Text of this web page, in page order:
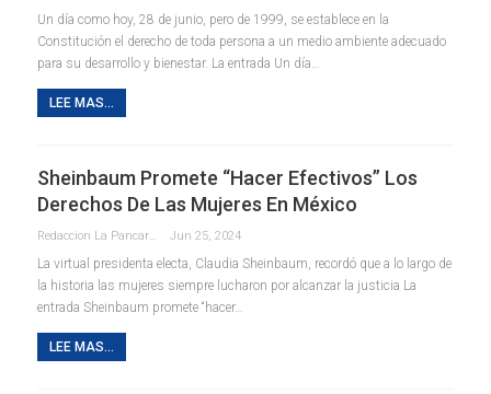
Un día como hoy, 28 de junio, pero de 1999, se establece en la
Constitución el derecho de toda persona a un medio ambiente adecuado
para su desarrollo y bienestar. La entrada Un día…
LEE MAS...
Sheinbaum Promete “hacer Efectivos” Los
Derechos De Las Mujeres En México
Redaccion La Pancarta De Quintana Roo Jun 25, 2024
La virtual presidenta electa, Claudia Sheinbaum, recordó que a lo largo de
la historia las mujeres siempre lucharon por alcanzar la justicia La
entrada Sheinbaum promete “hacer…
LEE MAS...